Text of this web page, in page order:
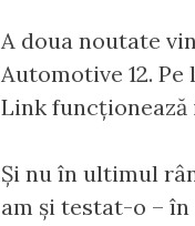
A doua noutate
Automotive 12.
Link funcționează
Și nu în ultimul
am și testat-o –